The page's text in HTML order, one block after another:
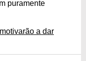
puramente
a dar